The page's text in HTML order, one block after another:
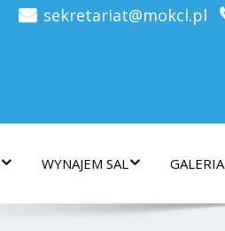
sekretariat@mokcl.pl
WYNAJEM SAL GALERIA